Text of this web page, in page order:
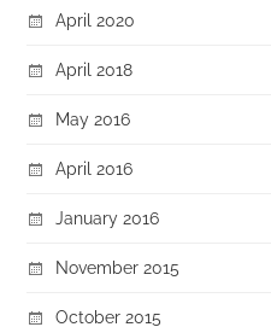
April 2020
April 2018
May 2016
April 2016
January 2016
November 2015
October 2015